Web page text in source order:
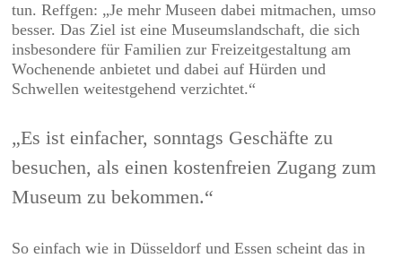
tun. Reffgen: „Je mehr Museen dabei mitmachen, umso
besser. Das Ziel ist eine Museumslandschaft, die sich
insbesondere für Familien zur Freizeitgestaltung am
Wochenende anbietet und dabei auf Hürden und
Schwellen weitestgehend verzichtet.“
„Es ist einfacher, sonntags Geschäfte zu
besuchen, als einen kostenfreien Zugang zum
Museum zu bekommen.“
So einfach wie in Düsseldorf und Essen scheint das in